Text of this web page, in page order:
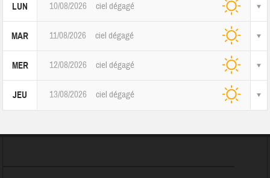
LUN 10/08/2026 ciel dégagé
MAR 11/08/2026 ciel dégagé
MER 12/08/2026 ciel dégagé
JEU 13/08/2026 ciel dégagé